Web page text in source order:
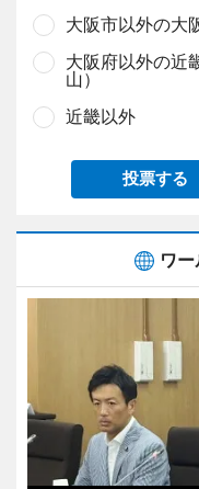
大阪市以外の大
大阪府以外の近
山）
近畿以外
投票する
ワ